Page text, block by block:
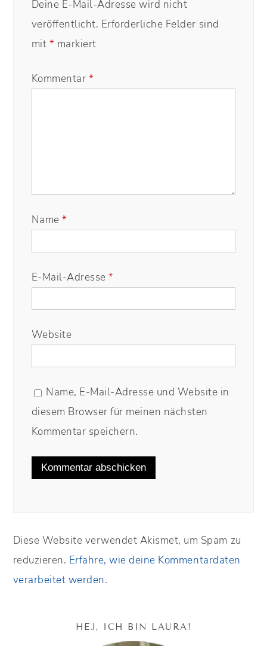
Deine E-Mail-Adresse wird nicht
veröffentlicht. Erforderliche Felder sind
mit * markiert
Kommentar *
Name*
E-Mail-Adresse*
Website
Name, E-Mail-Adresse und Website in
diesem Browser für meinen nächsten
Kommentar speichern.
Diese Website verwendet Akismet, um Spam zu
reduzieren. Erfahre, wie deine Kommentardaten
verarbeitet werden.
HEJ, ICH BIN LAURA!